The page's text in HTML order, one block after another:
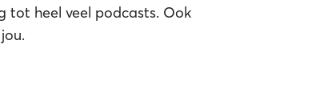
tot heel veel podcasts. Ook